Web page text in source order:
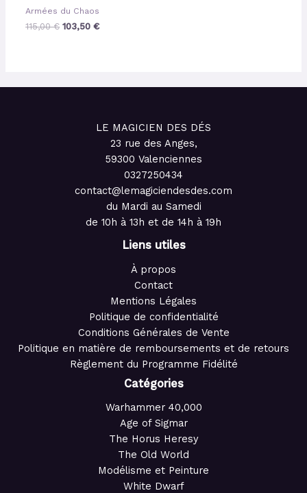
Armées du Chaos
115,00€ 103,50€
LE MAGICIEN DES DÉS
23 rue des Anges,
59300 Valenciennes
0327250434
contact@lemagiciendesdes.com
du Mardi au Samedi
de 10h à 13h et de 14h à 19h
Liens utiles
À propos
Contact
Mentions Légales
Politique de confidentialité
Conditions Générales de Vente
Politique en matière de remboursements et de retours
Règlement du Programme Fidélité
Catégories
Warhammer 40,000
Age of Sigmar
The Horus Heresy
The Old World
Modélisme et Peinture
White Dwarf